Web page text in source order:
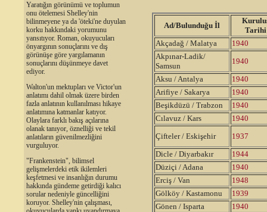
Yaratığın görünümü ve toplumun
onu ötelemesi Shelley'nin
bilinmeyene ya da 'öteki'ne duyulan
korku hakkındaki yorumunu
yansıtıyor. Roman, okuyucuları
önyargının sonuçlarını ve dış
görünüşe göre yargılamanın
sonuçlarını düşünmeye davet
ediyor.
Walton'un mektupları ve Victor'un
anlatımı dahil olmak üzere birden
fazla anlatının kullanılması hikaye
anlatımına katmanlar katıyor.
Olaylara farklı bakış açılarına
olanak tanıyor, öznelliği ve tekil
anlatıların güvenilmezliğini
vurguluyor.
"Frankenstein", bilimsel
gelişmelerdeki etik ikilemleri
keşfetmesi ve insanlığın durumu
hakkında gündeme getirdiği kalıcı
sorular nedeniyle güncelliğini
koruyor. Shelley'nin çalışması,
Ad/Bulunduğu İl
Tarihi
Akçadağ / Malatya
1940
Akpınar-Ladik/
Samsun
1940
Aksu / Antalya
1940
Arifiye / Sakarya
1940
Beşikdüzü / Trabzon
1940
Cılavuz / Kars
1940
Çifteler / Eskişehir
1937
Dicle / Diyarbakır
1944
Düziçi / Adana
1940
Erciş / Van
1948
Gölköy / Kastamonu
1939
Gönen / Isparta
1940